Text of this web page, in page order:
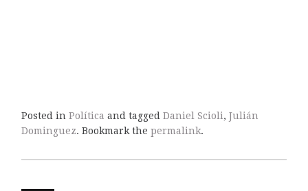
Posted in Política and tagged Daniel Scioli, Julián
Dominguez. Bookmark the permalink.